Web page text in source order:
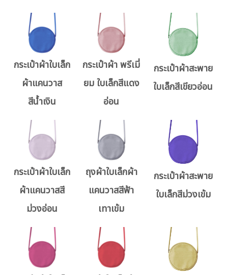
กระเป๋าผ้าใบเล็ก
ผ้าแคนวาส
สีน้ำเงิน
กระเป๋าผ้า พรีเมี่
ยม ใบเล็กสีแดง
อ่อน
กระเป๋าผ้าสะพาย
ใบเล็กสีเขียวอ่อน
กระเป๋าผ้าใบเล็ก
ผ้าแคนวาสสี
ม่วงอ่อน
ถุงผ้าใบเล็กผ้า
แคนวาสสีฟ้า
เทาเข้ม
กระเป๋าผ้าสะพาย
ใบเล็กสีม่วงเข้ม